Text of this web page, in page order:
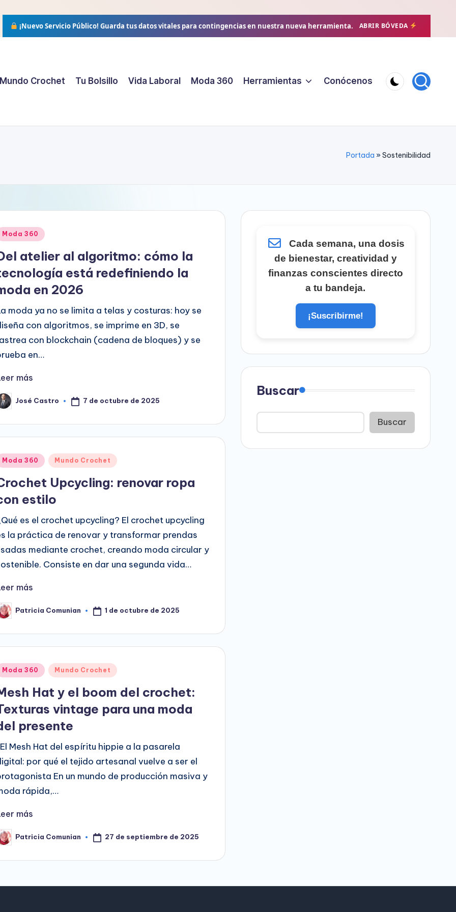
¡Nuevo Servicio Público! Guarda tus datos vitales para contingencias en nuestra nueva herramienta. ABRIR BÓVEDA
Crochet Tu Bolsillo Vida Laboral Moda 360 Herramientas Conócenos
Portada »Sostenibilidad
Moda 360
atelier al algoritmo: cómo la
está redefiniendo la
en 2026
moda ya no se limita a telas y costuras: hoy se
con algoritmos, se imprime en 3D, se
con blockchain (cadena de bloques) y se
en…
más
José Castro 7 de octubre de 2025
Moda 360 Mundo Crochet
Upcycling: renovar ropa
estilo
es el crochet upcycling? El crochet upcycling
la práctica de renovar y transformar prendas
mediante crochet, creando moda circular y
Consiste en dar una segunda vida…
más
Patricia Comunian 1 de octubre de 2025
Moda 360 Mundo Crochet
Hat y el boom del crochet:
vintage para una moda
presente
Mesh Hat del espíritu hippie a la pasarela
por qué el tejido artesanal vuelve a ser el
​En un mundo de producción masiva y
rápida,…
más
Patricia Comunian 27 de septiembre de 2025
Cada semana, una dosis
de bienestar, creatividad y
finanzas conscientes directo
a tu bandeja.
¡Suscribirme!
Buscar
Buscar